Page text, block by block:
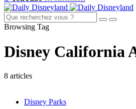
Browsing Tag
Disney California
8 articles
Disney Parks